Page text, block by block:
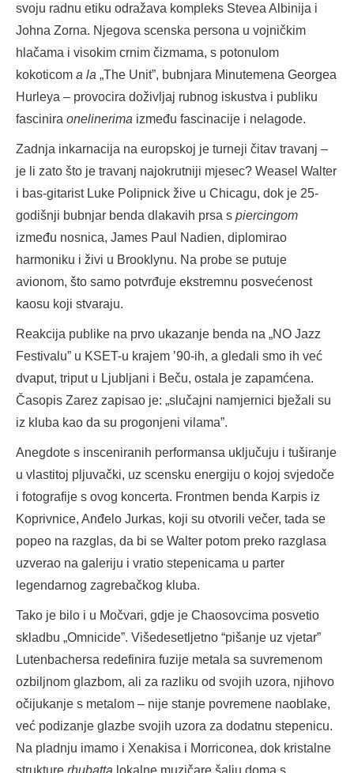
svoju radnu etiku odražava kompleks Stevea Albinija i
Johna Zorna. Njegova scenska persona u vojničkim
hlačama i visokim crnim čizmama, s potonulom
kokoticom a la „The Unit”, bubnjara Minutemena Georgea
Hurleya – provocira doživljaj rubnog iskustva i publiku
fascinira onelinerima između fascinacije i nelagode.
Zadnja inkarnacija na europskoj je turneji čitav travanj –
je li zato što je travanj najokrutniji mjesec? Weasel Walter
i bas-gitarist Luke Polipnick žive u Chicagu, dok je 25-
godišnji bubnjar benda dlakavih prsa s piercingom
između nosnica, James Paul Nadien, diplomirao
harmoniku i živi u Brooklynu. Na probe se putuje
avionom, što samo potvrđuje ekstremnu posvećenost
kaosu koji stvaraju.
Reakcija publike na prvo ukazanje benda na „NO Jazz
Festivalu” u KSET-u krajem ’90-ih, a gledali smo ih već
dvaput, triput u Ljubljani i Beču, ostala je zapamćena.
Časopis Zarez zapisao je: „slučajni namjernici bježali su
iz kluba kao da su progonjeni vilama”.
Anegdote s insceniranih performansa uključuju i tuširanje
u vlastitoj pljuvački, uz scensku energiju o kojoj svjedoče
i fotografije s ovog koncerta. Frontmen benda Karpis iz
Koprivnice, Anđelo Jurkas, koji su otvorili večer, tada se
popeo na razglas, da bi se Walter potom preko razglasa
uzverao na galeriju i vratio stepenicama u parter
legendarnog zagrebačkog kluba.
Tako je bilo i u Močvari, gdje je Chaosovcima posvetio
skladbu „Omnicide”. Višedesetljetno “pišanje uz vjetar”
Lutenbachersa redefinira fuzije metala sa suvremenom
ozbiljnom glazbom, ali za razliku od svojih uzora, njihovo
očijukanje s metalom – nije stanje povremene naoblake,
već podizanje glazbe svojih uzora za dodatnu stepenicu.
Na pladnju imamo i Xenakisa i Morriconea, dok kristalne
strukture rhubatta lokalne muzičare šalju doma s